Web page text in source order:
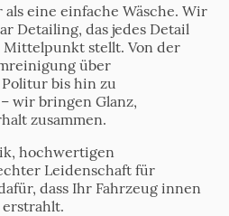
eine einfache Wäsche. Wir
Detailing, das jedes Detail
Mittelpunkt stellt. Von der
über
bis hin zu
wir bringen Glanz,
zusammen.
hochwertigen
Leidenschaft für
dass Ihr Fahrzeug innen